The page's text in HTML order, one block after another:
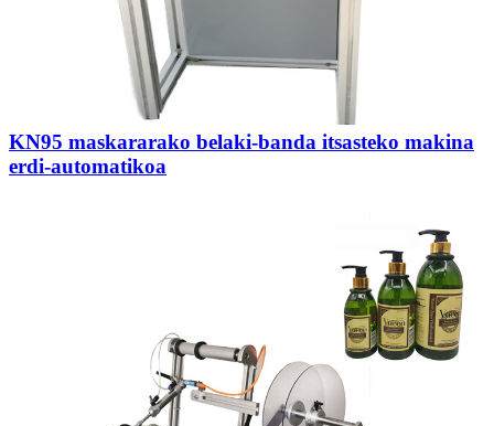
KN95 maskararako belaki-banda itsasteko makina
erdi-automatikoa